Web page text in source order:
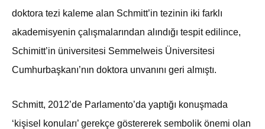
doktora tezi kaleme alan Schmitt’in tezinin iki farklı
akademisyenin çalışmalarından alındığı tespit edilince,
Schimitt’in üniversitesi Semmelweis Üniversitesi
Cumhurbaşkanı’nın doktora unvanını geri almıştı.
Schmitt, 2012’de Parlamento’da yaptığı konuşmada
‘kişisel konuları’ gerekçe göstererek sembolik önemi olan